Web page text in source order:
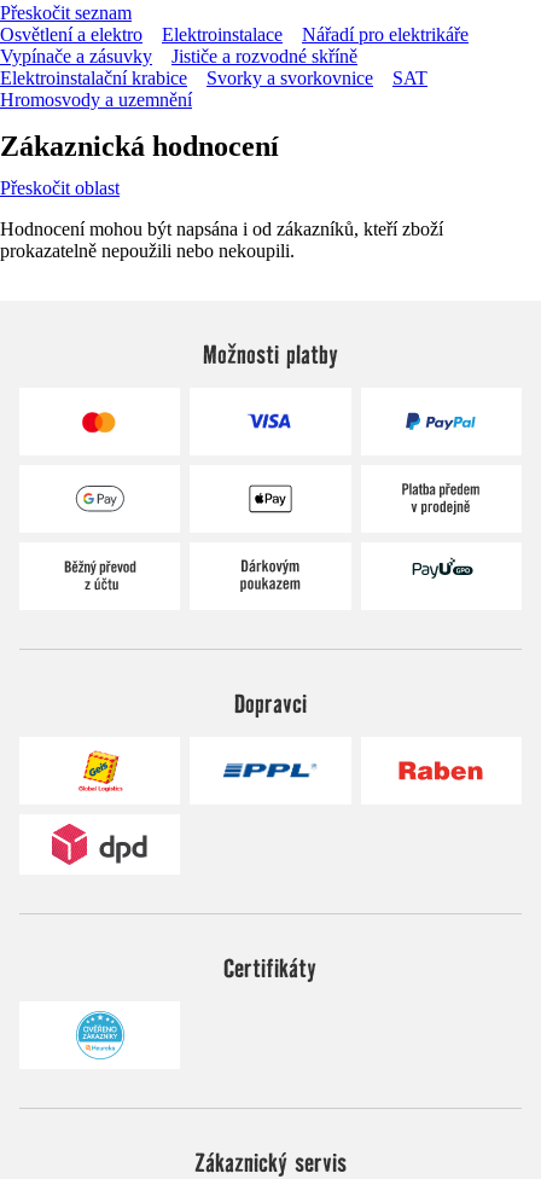
Přeskočit seznam
Osvětlení a elektro
Elektroinstalace
Nářadí pro elektrikáře
Vypínače a zásuvky
Jističe a rozvodné skříně
Elektroinstalační krabice
Svorky a svorkovnice
SAT
Hromosvody a uzemnění
Zákaznická hodnocení
Přeskočit oblast
Hodnocení mohou být napsána i od zákazníků, kteří zboží
prokazatelně nepoužili nebo nekoupili.
Možnosti platby
Dopravci
Certifikáty
Zákaznický servis